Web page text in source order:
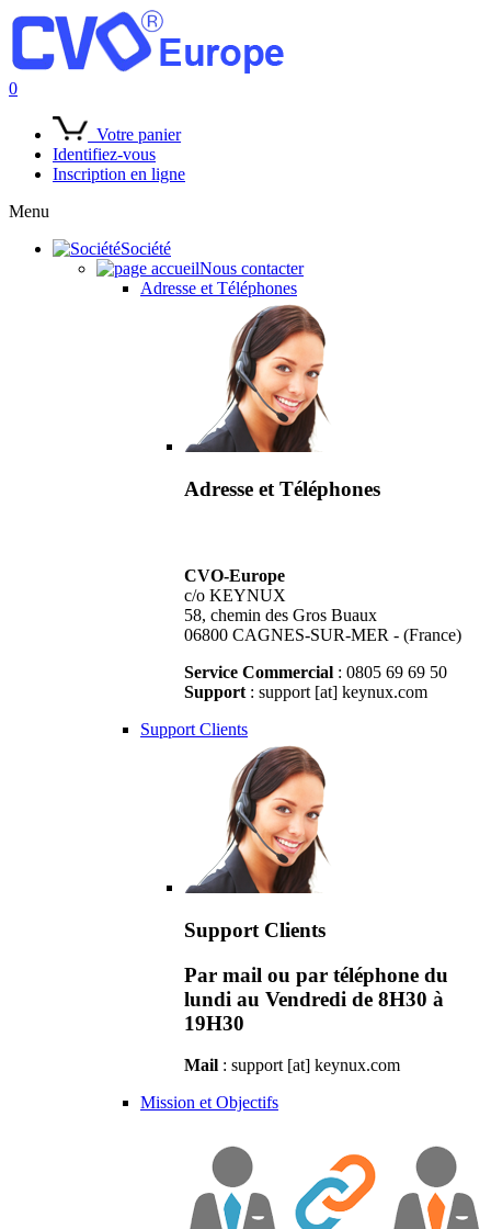
0
Votre panier
Identifiez-vous
Inscription en ligne
Menu
Société
Nous contacter
Adresse et Téléphones
Adresse et Téléphones
CVO-Europe
c/o KEYNUX
58, chemin des Gros Buaux
06800 CAGNES-SUR-MER - (France)
Service Commercial : 0805 69 69 50
Support : support [at] keynux.com
Support Clients
Support Clients
Par mail ou par téléphone du
lundi au Vendredi de 8H30 à
19H30
Mail : support [at] keynux.com
Mission et Objectifs